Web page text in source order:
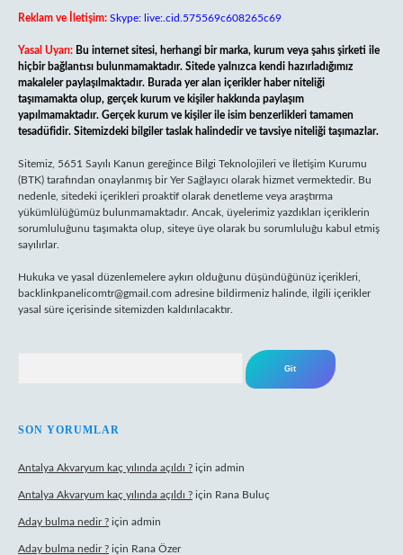
Reklam ve İletişim: Skype: live:.cid.575569c608265c69
Yasal Uyarı: Bu internet sitesi, herhangi bir marka, kurum veya şahıs şirketi ile
hiçbir bağlantısı bulunmamaktadır. Sitede yalnızca kendi hazırladığımız
makaleler paylaşılmaktadır. Burada yer alan içerikler haber niteliği
taşımamakta olup, gerçek kurum ve kişiler hakkında paylaşım
yapılmamaktadır. Gerçek kurum ve kişiler ile isim benzerlikleri tamamen
tesadüfidir. Sitemizdeki bilgiler taslak halindedir ve tavsiye niteliği taşımazlar.
Sitemiz, 5651 Sayılı Kanun gereğince Bilgi Teknolojileri ve İletişim Kurumu
(BTK) tarafından onaylanmış bir Yer Sağlayıcı olarak hizmet vermektedir. Bu
nedenle, sitedeki içerikleri proaktif olarak denetleme veya araştırma
yükümlülüğümüz bulunmamaktadır. Ancak, üyelerimiz yazdıkları içeriklerin
sorumluluğunu taşımakta olup, siteye üye olarak bu sorumluluğu kabul etmiş
sayılırlar.
Hukuka ve yasal düzenlemelere aykırı olduğunu düşündüğünüz içerikleri,
backlinkpanelicomtr@gmail.com adresine bildirmeniz halinde, ilgili içerikler
yasal süre içerisinde sitemizden kaldırılacaktır.
SON YORUMLAR
Antalya Akvaryum kaç yılında açıldı ? için admin
Antalya Akvaryum kaç yılında açıldı ? için Rana Buluç
Aday bulma nedir ? için admin
Aday bulma nedir ? için Rana Özer